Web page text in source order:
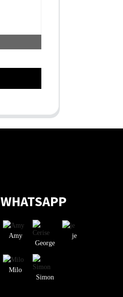
WHATSAPP
Amy
George
je
Milo
Simon